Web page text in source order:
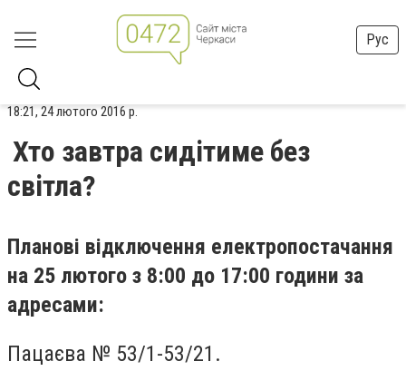
Рус
18:21, 24 лютого 2016 р.
Хто завтра сидітиме без
світла?
Планові відключення електропостачання
на 25 лютого з 8:00 до 17:00 години за
адресами:
Пацаєва № 53/1-53/21.